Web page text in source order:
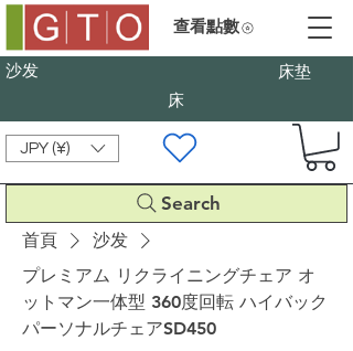
沙发
床垫
床
JPY (¥)
Search
查看點數
首頁
沙发
プレミアム リクライニングチェア オ
ットマン一体型 360度回転 ハイバック
パーソナルチェアSD450